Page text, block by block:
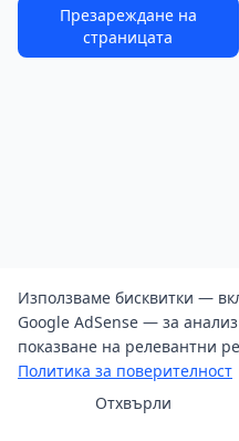
Презареждане на
страницата
Използваме бисквитки —
Google AdSense — за
показване на релевантни
Политика за поверителност
Отхвърли